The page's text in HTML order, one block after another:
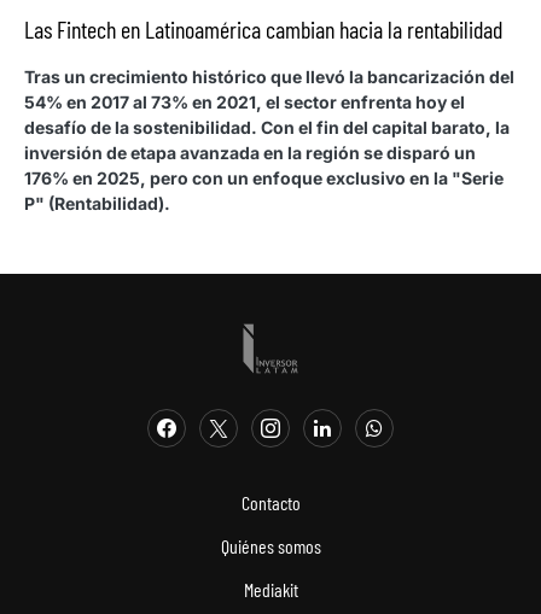
Las Fintech en Latinoamérica cambian hacia la rentabilidad
Tras un crecimiento histórico que llevó la bancarización del
54% en 2017 al 73% en 2021, el sector enfrenta hoy el
desafío de la sostenibilidad. Con el fin del capital barato, la
inversión de etapa avanzada en la región se disparó un
176% en 2025, pero con un enfoque exclusivo en la "Serie
P" (Rentabilidad).
Contacto
Quiénes somos
Mediakit